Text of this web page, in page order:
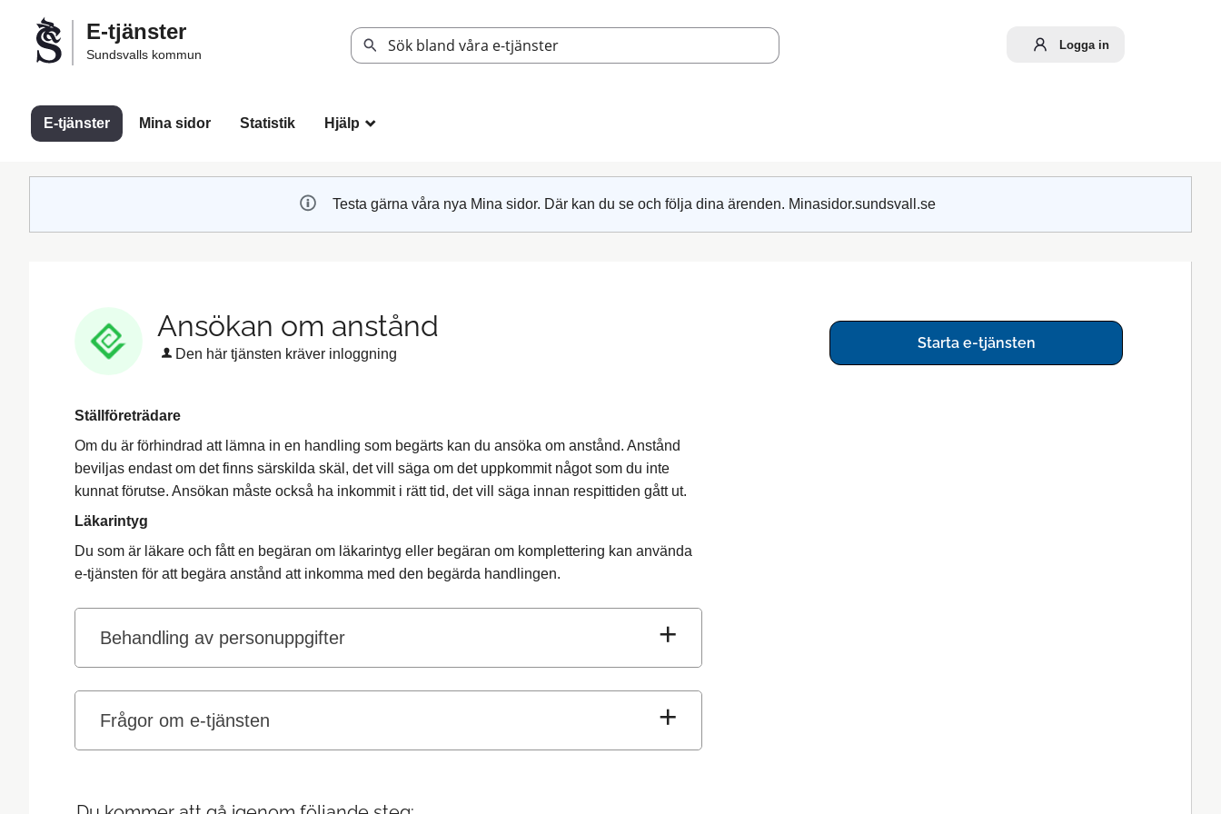
Välkommen
Sundsvalls
tjänster
E-tjänster
Sundsvalls kommun
Logga in
E-tjänster Mina sidor Statistik Hjälp _
Testa gärna våra nya Mina sidor. Där kan du se och följa dina ärenden. Minasidor.sundsvall.se
Ansökan om anstånd
Den här tjänsten kräver inloggning
Ställföreträdare
Om du är förhindrad att lämna in en handling som begärts kan du ansöka om anstånd. Anstånd
beviljas endast om det finns särskilda skäl, det vill säga om det uppkommit något som du inte
kunnat förutse. Ansökan måste också ha inkommit i rätt tid, det vill säga innan respittiden gått ut.
Läkarintyg
Du som är läkare och fått en begäran om läkarintyg eller begäran om komplettering kan använda
e-tjänsten för att begära anstånd att inkomma med den begärda handlingen.
Behandling av personuppgifter
Frågor om e-tjänsten
Starta e-tjänsten